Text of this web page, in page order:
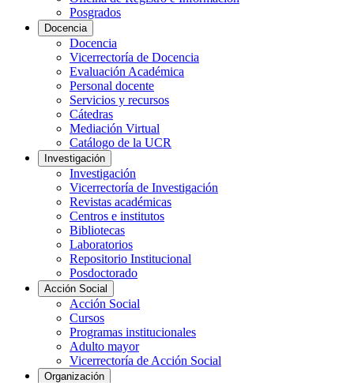
Posgrados
Docencia
Docencia
Vicerrectoría de Docencia
Evaluación Académica
Personal docente
Servicios y recursos
Cátedras
Mediación Virtual
Catálogo de la UCR
Investigación
Investigación
Vicerrectoría de Investigación
Revistas académicas
Centros e institutos
Bibliotecas
Laboratorios
Repositorio Institucional
Posdoctorado
Acción Social
Acción Social
Cursos
Programas institucionales
Adulto mayor
Vicerrectoría de Acción Social
Organización